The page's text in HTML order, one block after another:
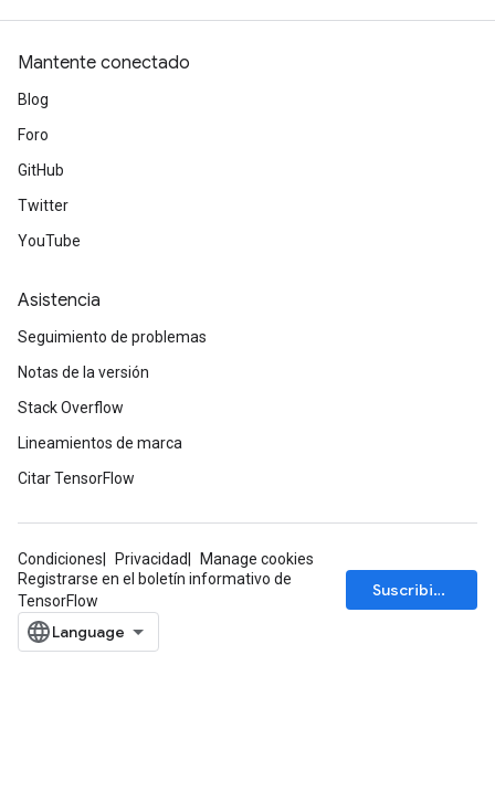
Mantente conectado
Blog
Foro
GitHub
Twitter
YouTube
Asistencia
Seguimiento de problemas
Notas de la versión
Stack Overflow
Lineamientos de marca
Citar TensorFlow
Condiciones Privacidad
Manage cookies
Registrarse en el boletín informativo de
TensorFlow
Suscribirse